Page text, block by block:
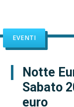
EVENTI
Notte
Sabato
euro